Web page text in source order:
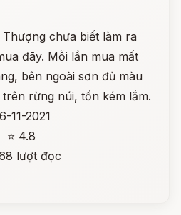
chưa biết làm ra
đãy. Mỗi lần mua mất
bên ngoài sơn đủ màu
rừng núi, tốn kém lắm.
11-2021
⭐ 4.8
lượt đọc